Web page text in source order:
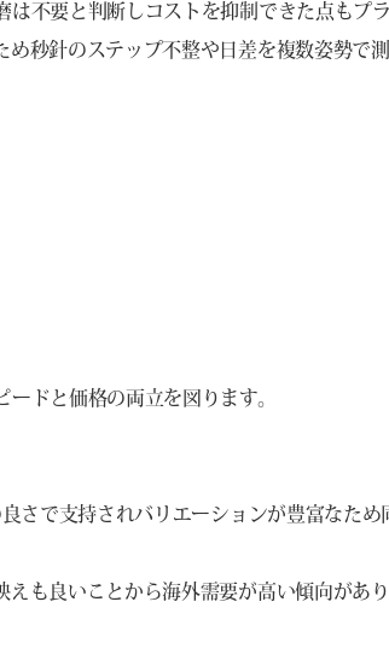
不要と判断しコストを抑制できた点もプラ
秒針のステップ不整や日差を複数姿勢で
ドと価格の両立を図ります。
さで支持されバリエーションが豊富なた
も良いことから海外需要が高い傾向があ